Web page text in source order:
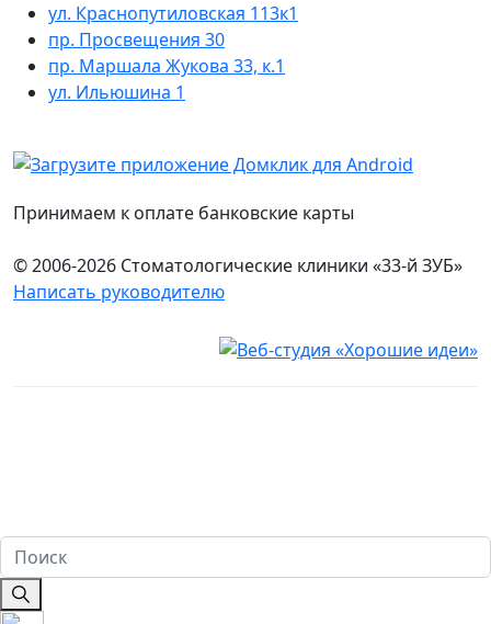
ул. Краснопутиловская 113к1
пр. Просвещения 30
пр. Маршала Жукова 33, к.1
ул. Ильюшина 1
Принимаем к оплате банковские карты
© 2006-2026 Стоматологические клиники «33-й ЗУБ»
Написать руководителю